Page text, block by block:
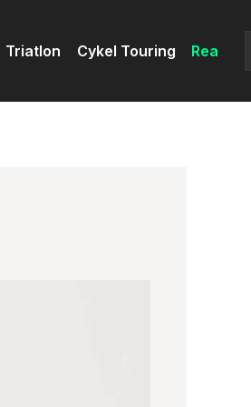
Triatlon Cykel Touring Rea